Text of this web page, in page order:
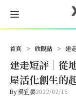
首頁 > 欣觀點 > 建
建走短評｜從
屋活化創生的
By吳宜晏2022/02/16